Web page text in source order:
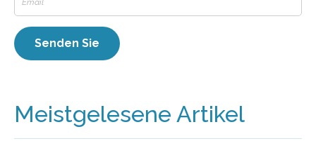
Meistgelesene Artikel